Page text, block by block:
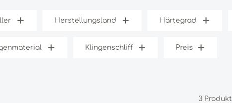
Herstellungsland Härtegrad
Klingenschliff Preis
3